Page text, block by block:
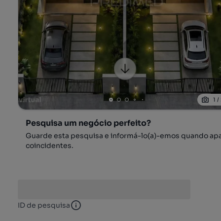
1 /
Pesquisa um negócio perfeito?
Guarde esta pesquisa e informá-lo(a)-emos quando
coincidentes.
ID de pesquisa ID de pesquisa